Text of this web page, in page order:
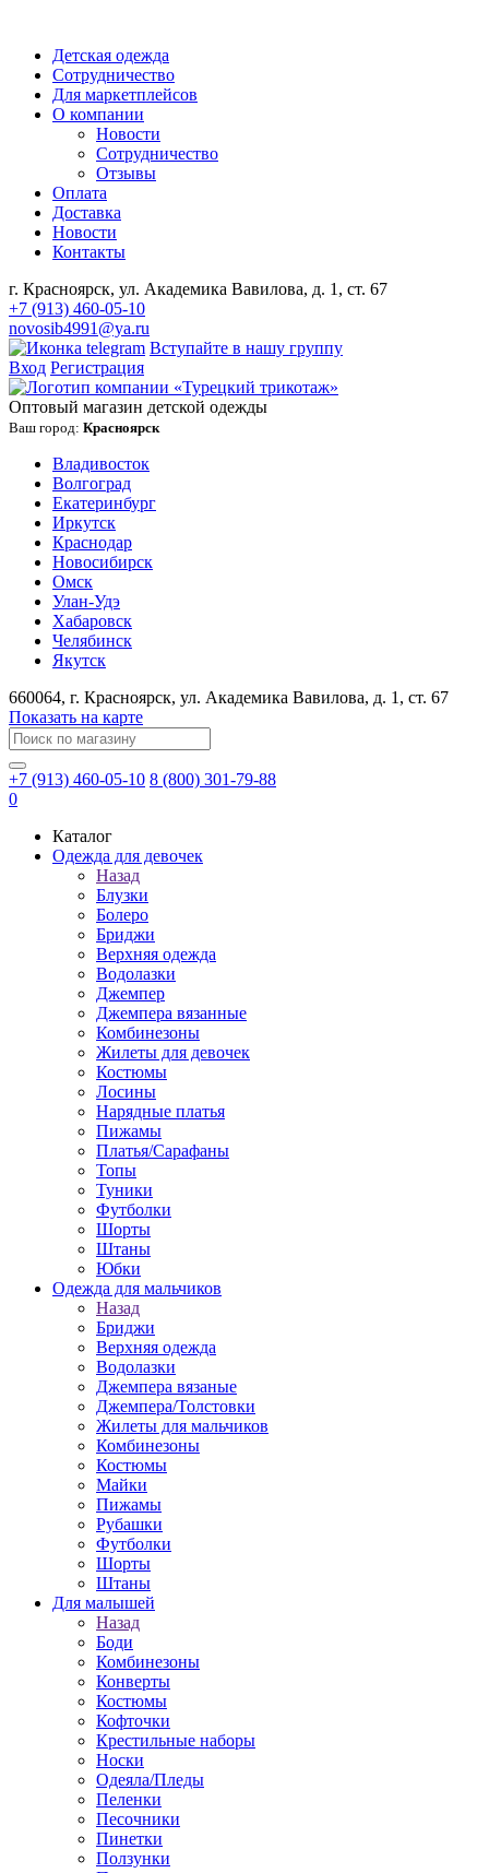
Детская одежда
Сотрудничество
Для маркетплейсов
О компании
Новости
Сотрудничество
Отзывы
Оплата
Доставка
Новости
Контакты
г. Красноярск, ул. Академика Вавилова, д. 1, ст. 67
+7 (913) 460-05-10
novosib4991@ya.ru
Вступайте в нашу группу
Вход Регистрация
Оптовый магазин детской одежды
Ваш город: Красноярск
Владивосток
Волгоград
Екатеринбург
Иркутск
Краснодар
Новосибирск
Омск
Улан-Удэ
Хабаровск
Челябинск
Якутск
660064, г. Красноярск, ул. Академика Вавилова, д. 1, ст. 67
Показать на карте
+7 (913) 460-05-10 8 (800) 301-79-88
0
Каталог
Одежда для девочек
Назад
Блузки
Болеро
Бриджи
Верхняя одежда
Водолазки
Джемпер
Джемпера вязанные
Комбинезоны
Жилеты для девочек
Костюмы
Лосины
Нарядные платья
Пижамы
Платья/Сарафаны
Топы
Туники
Футболки
Шорты
Штаны
Юбки
Одежда для мальчиков
Назад
Бриджи
Верхняя одежда
Водолазки
Джемпера вязаные
Джемпера/Толстовки
Жилеты для мальчиков
Комбинезоны
Костюмы
Майки
Пижамы
Рубашки
Футболки
Шорты
Штаны
Для малышей
Назад
Боди
Комбинезоны
Конверты
Костюмы
Кофточки
Крестильные наборы
Носки
Одеяла/Пледы
Пеленки
Песочники
Пинетки
Ползунки